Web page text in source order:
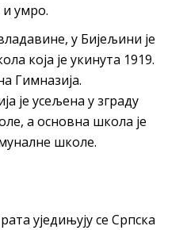
и умро.
у Бијељини је
која је укинута 1919.
Гимназија.
је усељена у зграду
а основна школа је
школе.
уједињују се Српска